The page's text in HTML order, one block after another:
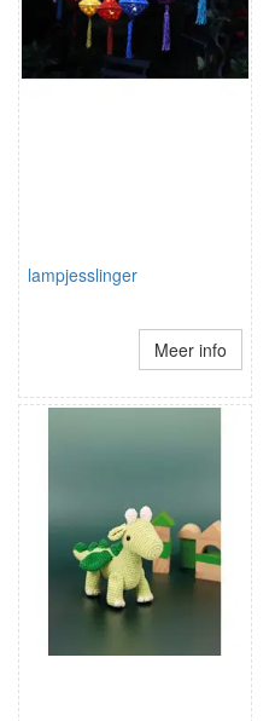
lampjesslinger
Meer info